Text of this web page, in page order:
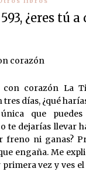
¿eres tú a
con corazón La
tres días, ¿qué
que puedes
te dejarías llevar
freno ni ganas?
engaña. Me
vez y ves